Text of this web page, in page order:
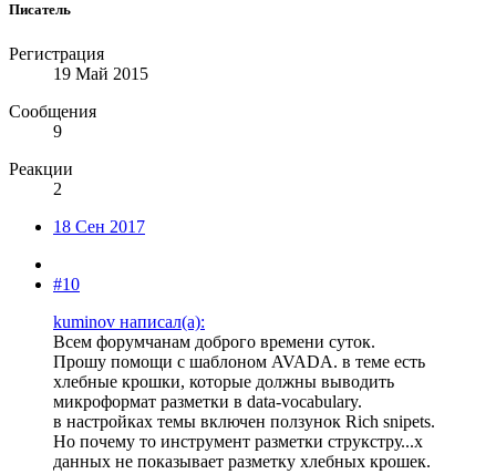
Писатель
Регистрация
19 Май 2015
Сообщения
9
Реакции
2
18 Сен 2017
#10
kuminov написал(а):
Всем форумчанам доброго времени суток.
Прошу помощи с шаблоном AVADA. в теме есть
хлебные крошки, которые должны выводить
микроформат разметки в data-vocabulary.
в настройках темы включен ползунок Rich snipets.
Но почему то инструмент разметки струкстру...х
данных не показывает разметку хлебных крошек.